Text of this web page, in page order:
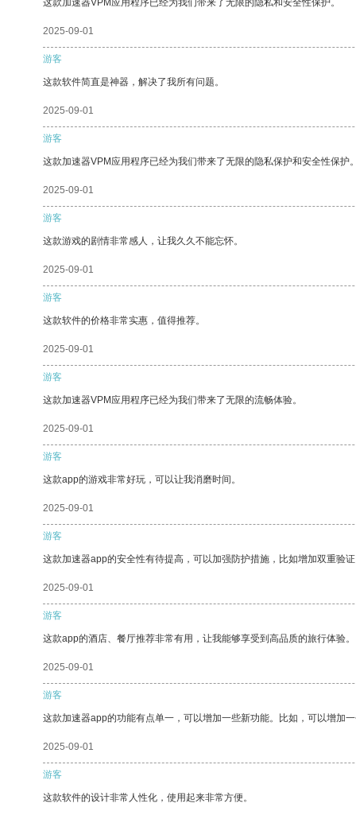
这款加速器VPM应用程序已经为我们带来了无限的隐私和安全性保护。
2025-09-01
游客
这款软件简直是神器，解决了我所有问题。
2025-09-01
游客
这款加速器VPM应用程序已经为我们带来了无限的隐私保护和安全性保护
2025-09-01
游客
这款游戏的剧情非常感人，让我久久不能忘怀。
2025-09-01
游客
这款软件的价格非常实惠，值得推荐。
2025-09-01
游客
这款加速器VPM应用程序已经为我们带来了无限的流畅体验。
2025-09-01
游客
这款app的游戏非常好玩，可以让我消磨时间。
2025-09-01
游客
这款加速器app的安全性有待提高，可以加强防护措施，比如增加双重验
2025-09-01
游客
这款app的酒店、餐厅推荐非常有用，让我能够享受到高品质的旅行体验。
2025-09-01
游客
这款加速器app的功能有点单一，可以增加一些新功能。比如，可以增加
2025-09-01
游客
这款软件的设计非常人性化，使用起来非常方便。